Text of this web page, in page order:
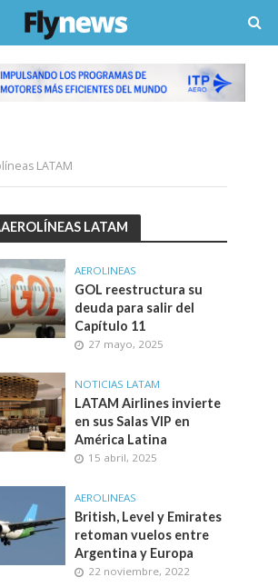
LATAM
LATAM
AEROLINEAS
GOL reestructura su
deuda para salir del
Capítulo 11
27 mayo, 2025
NOTICIAS LATAM
LATAM Airlines invierte
en sus Salas VIP en
América Latina
15 abril, 2025
AEROLINEAS
British, Level y Emirates
retoman vuelos entre
Argentina y Europa
22 noviembre, 2022